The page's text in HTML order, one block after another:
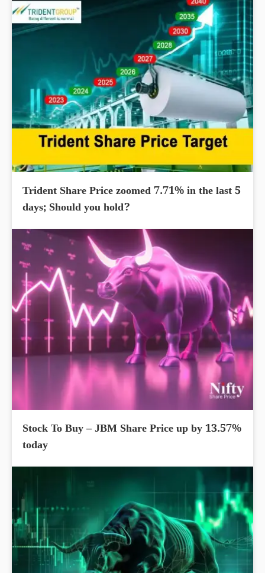
Trident Share Price zoomed 7.71% in the last 5
days; Should you hold?
Stock To Buy – JBM Share Price up by 13.57%
today